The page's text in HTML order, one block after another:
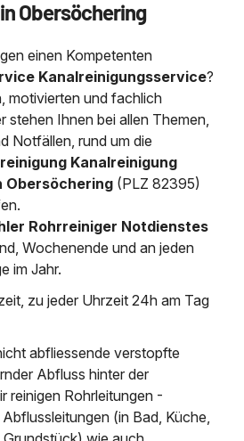
Kanalreinigung
Kanalinspektion
Grubenentleerung
24h Notdienst
Kosten Preise
Rohrreinigungsdienst
Wasserhaltung
Entleerung und Reinigung
Grubenentleerung und
Sickerschacht Reinigung
Abfallzwischenlager
Austausch von
Geschosssandfang
Fettabscheider
Saugbagger für Tiefbau
Saugbagger und Pumpen
Fermenter-Entleerung
Regenrückhaltebecken
Entschlammung
Trockensaugen von
etc.
Weitere Services mit
Zertifikate /
Obersöchering
einen Kompetenten
Kanalreinigungsservice?
motivierten und fachlich
stehen Ihnen bei allen Themen,
Notfällen, rund um die
Kanalreinigung
Obersöchering (PLZ 82395)
Rohrreiniger Notdienstes
Wochenende und an jeden
im Jahr.
zu jeder Uhrzeit 24h am Tag
abfliessende verstopfte
Abfluss hinter der
reinigen Rohrleitungen -
(in Bad, Küche,